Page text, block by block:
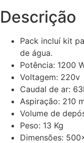
Descrição
Pack incluí kit
de água.
Potência: 1200
Voltagem: 220v
Caudal de ar:
Aspiração: 210
Volume de
Peso: 13 Kg
Dimensões: